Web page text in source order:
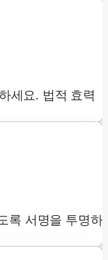
세요. 법적 효력
록 서명을 투명하